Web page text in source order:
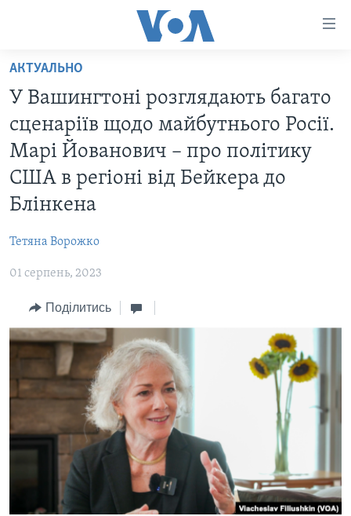
Перейти
матеріалу
Перейти
до
меню
сторінки
Перейти
Пошуку
СВІТ
США
УКРАЇНА
НАУКА
ЗДОРОВ'Я
КУЛЬТУРА
СУСПІЛЬСТВО
ЕКОНОМІКА
ІСТОРІЇ УСПІХУ УКРАЇНЦІВ
АНАЛІТИКА
ПОЛІТИКА В США
АДМІНІСТРАЦІЯ ПРЕЗИДЕНТА ТРАМПА: ПЕРШІ 100
ДНІВ
УКРАЇНЦІ В АМЕРИЦІ
УКРАЇНА
БОРОТЬБА З ДЕЗІНФОРМАЦІЄЮ
ВІДЕО
ТЕЛЕПРОГРАМИ
БРИФІНГ ГОЛОСУ АМЕРИКИ
СТУДІЯ ВАШИНГТОН
Learning English
АКТУАЛЬНО
У Вашингтоні розглядають багато
сценаріїв щодо майбутнього Росії.
Марі Йованович – про політику
США в регіоні від Бейкера до
Блінкена
Тетяна Ворожко
01 серпень, 2023
Поділитись